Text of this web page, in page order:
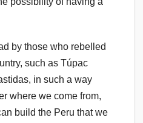
by those who rebelled
such as Túpac
in such a way
where we come from,
build the Peru that we